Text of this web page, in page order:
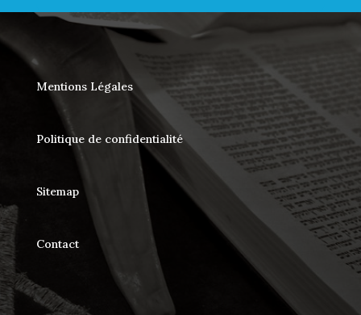
Mentions Légales
Politique de confidentialité
Sitemap
Contact